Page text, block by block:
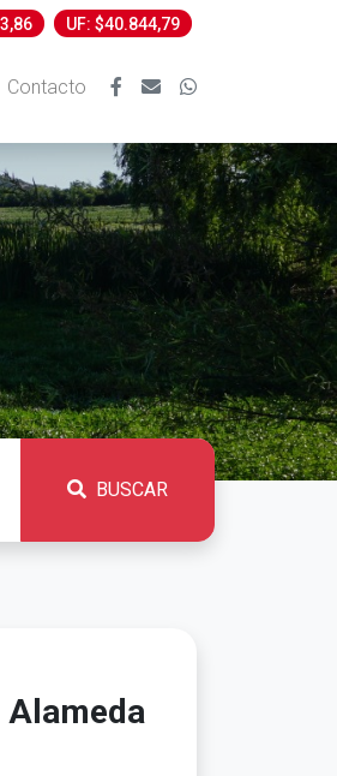
UF: $40.844,79
Contacto
BUSCAR
Alameda